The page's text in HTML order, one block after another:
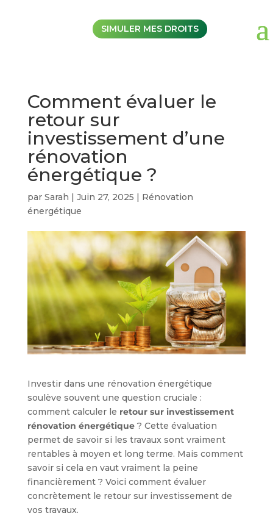
SIMULER MES DROITS
Comment évaluer le
retour sur
investissement d’une
rénovation
énergétique ?
par Sarah Juin 27, 2025
Rénovation
énergétique
Investir dans une rénovation énergétique
soulève souvent une question cruciale :
comment calculer le retour sur investissement
rénovation énergétique? Cette évaluation
permet de savoir si les travaux sont vraiment
rentables à moyen et long terme. Mais comment
savoir si cela en vaut vraiment la peine
financièrement ? Voici comment évaluer
concrètement le retour sur investissement de
vos travaux.